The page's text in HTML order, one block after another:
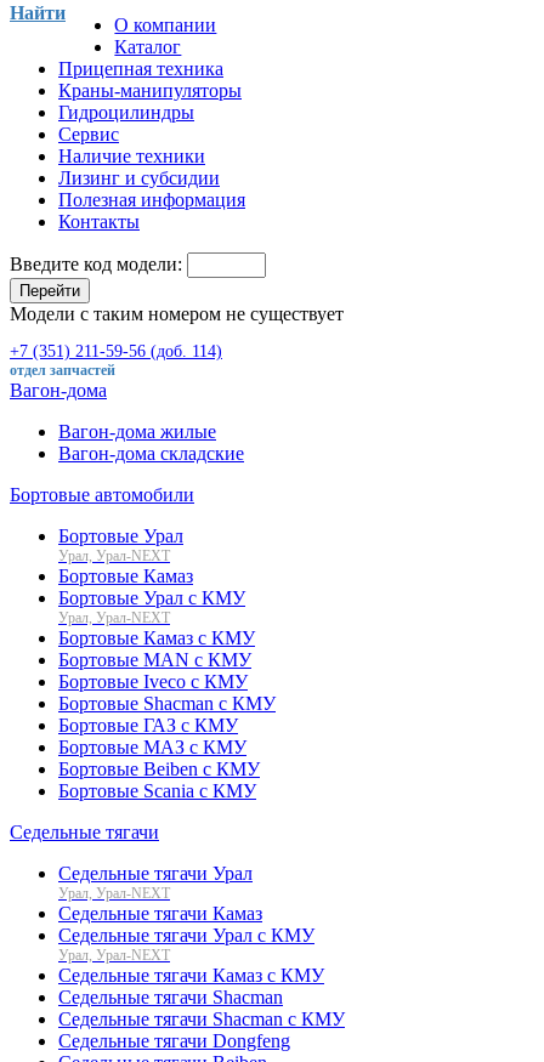
Найти
О компании
Каталог
Прицепная техника
Краны-манипуляторы
Гидроцилиндры
Сервис
Наличие техники
Лизинг и субсидии
Полезная информация
Контакты
Введите код модели:
Перейти
Модели с таким номером не существует
+7 (351) 211-59-56 (доб. 114)
отдел запчастей
Вагон-дома
Вагон-дома жилые
Вагон-дома складские
Бортовые автомобили
Бортовые Урал
Урал, Урал-NEXT
Бортовые Камаз
Бортовые Урал с КМУ
Урал, Урал-NEXT
Бортовые Камаз с КМУ
Бортовые MAN с КМУ
Бортовые Iveco с КМУ
Бортовые Shacman с КМУ
Бортовые ГАЗ с КМУ
Бортовые МАЗ с КМУ
Бортовые Beiben с КМУ
Бортовые Scania с КМУ
Седельные тягачи
Седельные тягачи Урал
Урал, Урал-NEXT
Седельные тягачи Камаз
Седельные тягачи Урал с КМУ
Урал, Урал-NEXT
Седельные тягачи Камаз с КМУ
Седельные тягачи Shacman
Седельные тягачи Shacman с КМУ
Седельные тягачи Dongfeng